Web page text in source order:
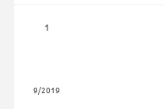
1
9/2019